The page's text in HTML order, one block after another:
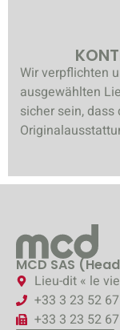
Wir verpflichten
ausgewählten
sicher sein,
MCD SAS
Lieu-dit « le
+33 3 23 52
+33 3 23 52